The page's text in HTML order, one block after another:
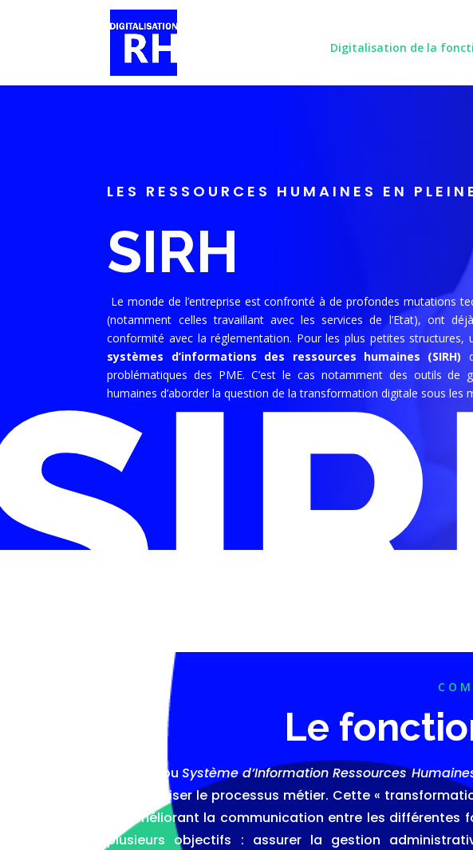
Digitalisation de la
LES RESSOURCES HUMAINES EN
SIRH
Le monde de l’entreprise est confronté à de profondes mutations
(notamment celles travaillant avec les services de l’Etat), ont
conformité avec la réglementation. Pour les plus petites
systèmes d’informations des ressources humaines (SIRH)
problématiques des PME. C’est le cas notamment des outils
humaines d’aborder la question de la transformation digitale sous les
Le
Le SIRH (ouSystème d’Information Ressources
de digitaliser le processus métier. Cette «
en améliorant la communication entre les différentes
plusieurs objectifs : assurer la gestion